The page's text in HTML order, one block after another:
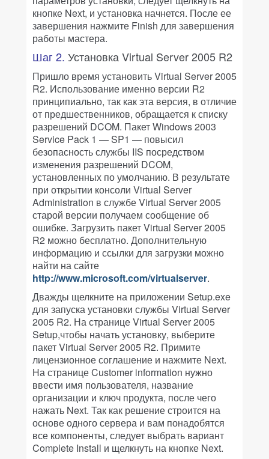
кнопке Next, и установка начнется. После ее
завершения нажмите Finish для завершения
работы мастера.
Шаг 2. Установка Virtual Server 2005 R2
Пришло время установить Virtual Server 2005
R2. Использование именно версии R2
принципиально, так как эта версия, в отличие
от предшественников, обращается к списку
разрешений DCOM. Пакет Windows 2003
Service Pack 1 — SP1 — повысил
безопасность службы IIS посредством
изменения разрешений DCOM,
установленных по умолчанию. В результате
при открытии консоли Virtual Server
Administration в службе Virtual Server 2005
старой версии получаем сообщение об
ошибке. Загрузить пакет Virtual Server 2005
R2 можно бесплатно. Дополнительную
информацию и ссылки для загрузки можно
найти на сайте
http://www.microsoft.com/virtualserver.
Дважды щелкните на приложении Setup.exe
для запуска установки службы Virtual Server
2005 R2. На странице Virtual Server 2005
Setup,чтобы начать установку, выберите
пакет Virtual Server 2005 R2. Примите
лицензионное соглашение и нажмите Next.
На странице Customer information нужно
ввести имя пользователя, название
организации и ключ продукта, после чего
нажать Next. Так как решение строится на
основе одного сервера и вам понадобятся
все компоненты, следует выбрать вариант
Complete Install и щелкнуть на кнопке Next.